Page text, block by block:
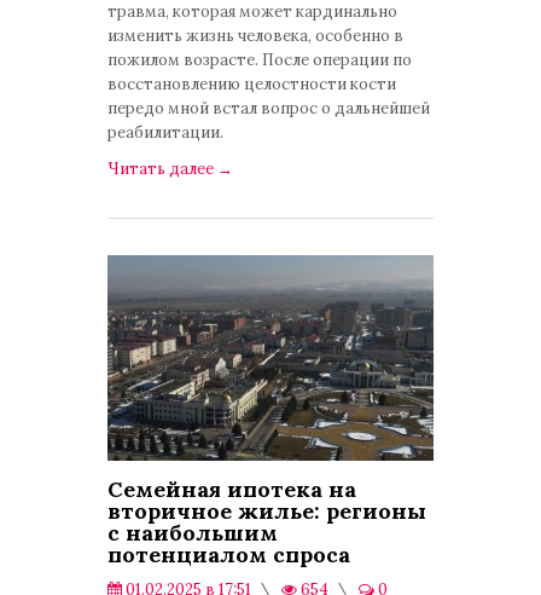
травма, которая может кардинально
изменить жизнь человека, особенно в
пожилом возрасте. После операции по
восстановлению целостности кости
передо мной встал вопрос о дальнейшей
реабилитации.
Читать далее →
Семейная ипотека на
вторичное жилье: регионы
с наибольшим
потенциалом спроса
01.02.2025 в 17:51 654
0